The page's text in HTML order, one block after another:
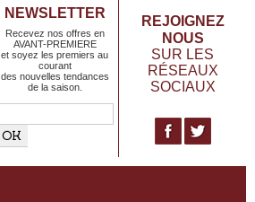
NEWSLETTER
Recevez nos offres en
AVANT-PREMIERE
et soyez les premiers au
courant
des nouvelles tendances
de la saison.
REJOIGNEZ
NOUS
SUR LES
RÉSEAUX
SOCIAUX